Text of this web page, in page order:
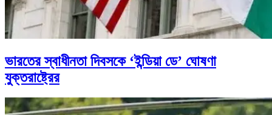
ভারতের স্বাধীনতা দিবসকে ‘ইন্ডিয়া ডে’ ঘোষণা
যুক্তরাষ্ট্রের